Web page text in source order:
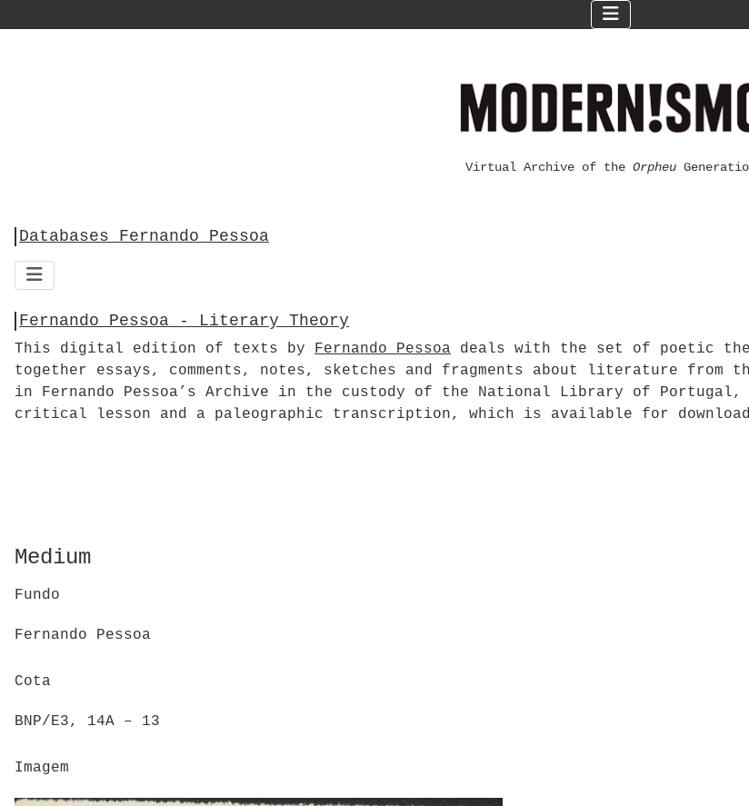
Virtual Archive of the Orpheu
Databases Fernando Pessoa
Fernando Pessoa - Literary Theory
This digital edition of texts by Fernando Pessoa deals with the set of poetic
together essays, comments, notes, sketches and fragments about literature from
in Fernando Pessoa’s Archive in the custody of the National Library of
critical lesson and a paleographic transcription, which is available for
Medium
Fundo
Fernando Pessoa
Cota
BNP/E3, 14A – 13
Imagem